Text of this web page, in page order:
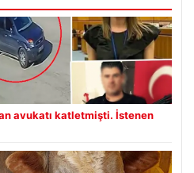
avukatı katletmişti. İstenen